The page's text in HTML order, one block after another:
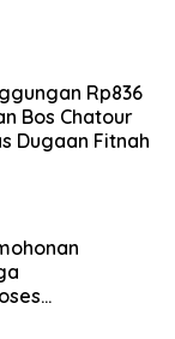
Rp836
Bos Chatour
Dugaan Fitnah